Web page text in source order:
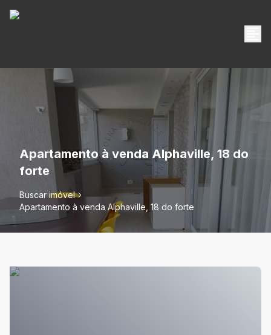
Apartamento à venda Alphaville, 18 do
forte
Buscar imóvel
Apartamento à venda Alphaville, 18 do forte